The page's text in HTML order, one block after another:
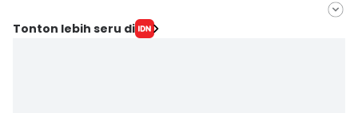
Editor
Tonton lebih seru di